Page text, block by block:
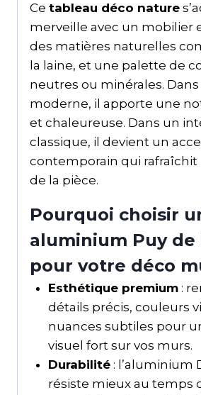
Ce tableau déco nature
merveille avec un mobilier
des matières naturelles
la laine, et une palette de
neutres ou minérales.
moderne, il apporte une
et chaleureuse. Dans un
classique, il devient un
contemporain qui rafraîchit
de la pièce.
Pourquoi choisir
aluminium Puy de
pour votre déco
Esthétique premium:
détails précis, couleurs
nuances subtiles pour
visuel fort sur vos murs.
Durabilité: l’aluminium
résiste mieux au temps